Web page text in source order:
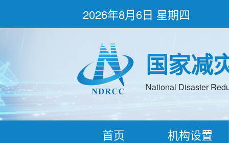
2026年8月6日 星期四
国家减
National Disaster
首页 机构设置